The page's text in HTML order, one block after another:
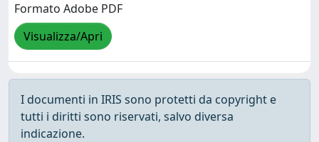
Formato Adobe PDF
Visualizza/Apri
I documenti in IRIS sono protetti da copyright e
tutti i diritti sono riservati, salvo diversa
indicazione.